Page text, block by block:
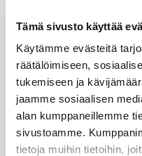
Tämä sivusto käyttää
Käytämme evästeitä
räätälöimiseen,
tukemiseen ja
jaamme sosiaalisen
alan kumppaneillemme
sivustoamme.
tietoja muihin tietoihin,
Crux-lehti
JOBI
TYÖELÄMÄOPAS